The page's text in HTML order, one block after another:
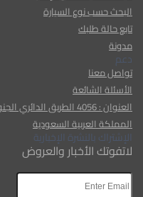
البحث حسب نوع السيارة
تابع حالة طلبك
مدونة
دعم
تواصل معنا
الأسئلة الشائعة
المملكة العربية السعودية
الإشتراك بالنشرة الإخبارية
لاتفوتك الأخبار والعروض